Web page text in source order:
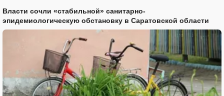
Власти сочли «стабильной» санитарно-
эпидемиологическую обстановку в Саратовской области